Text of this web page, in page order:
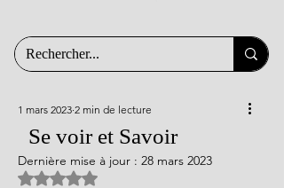
Se voir et Savoir
1 mars 2023 2 min de lecture
Dernière mise à jour : 28 mars 2023
Noté NaN étoiles sur 5.